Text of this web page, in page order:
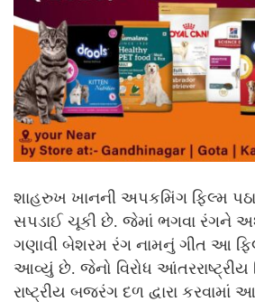
શાહરુખ ખાનની અપકમિંગ ફિલ્મ
સપડાઈ ચૂકી છે. જેમાં ભગવા રંગને
ગણાવી બેશરમ રંગ નામનું ગીત આ
આવ્યું છે. જેનો વિરોધ આંતરરાષ્ટ્રીય
રાષ્ટ્રીય બજરંગ દળ દ્વારા કરવામાં